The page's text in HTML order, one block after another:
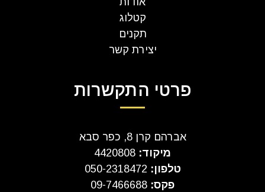
קטלוג
תקנים
יצירת קשר
פרטי התקשרות
אברהם קרן 8, כפר סבא
מיקוד:
טלפון:
פקס: 09-7466688